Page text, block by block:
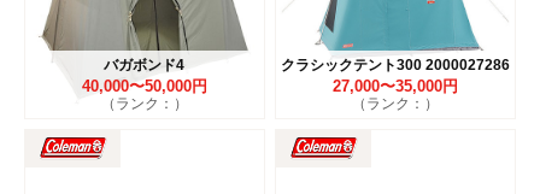
バガボンド4
40,000〜50,000円
（ランク：）
クラシックテント300 2000027286
27,000〜35,000円
（ランク：）